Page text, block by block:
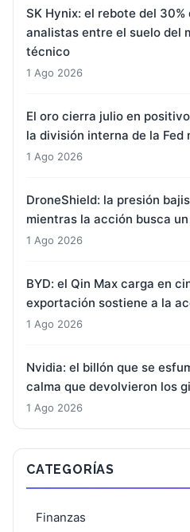
SK Hynix: el rebote del
analistas entre el suelo del
técnico
1 Ago 2026
El oro cierra julio en
la división interna de la Fed
1 Ago 2026
DroneShield: la presión
mientras la acción busca
1 Ago 2026
BYD: el Qin Max carga en
exportación sostiene a la
1 Ago 2026
Nvidia: el billón que se
calma que devolvieron los
1 Ago 2026
CATEGORÍAS
Finanzas